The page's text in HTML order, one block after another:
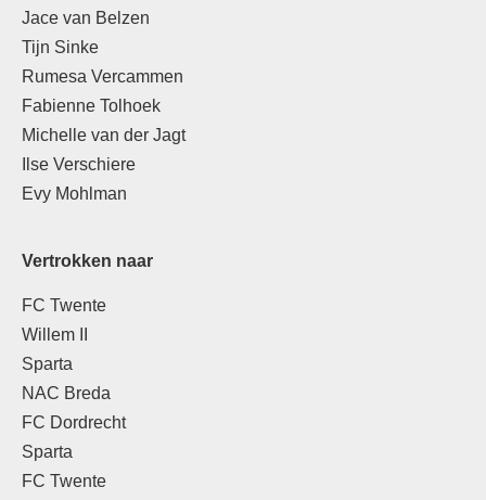
Jace van Belzen
Tijn Sinke
Rumesa Vercammen
Fabienne Tolhoek
Michelle van der Jagt
Ilse Verschiere
Evy Mohlman
Vertrokken naar
FC Twente
Willem II
Sparta
NAC Breda
FC Dordrecht
Sparta
FC Twente